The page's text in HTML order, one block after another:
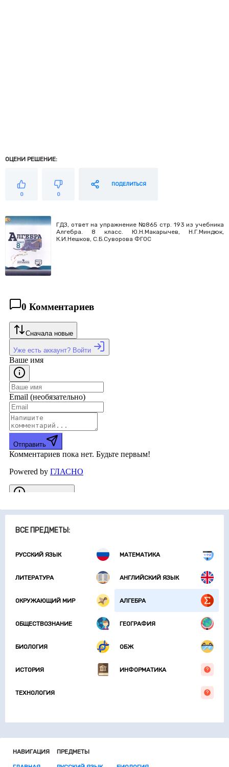
ВСЕ ПРЕДМЕТЫ:
РУССКИЙ ЯЗЫК МАТЕМАТИКА
ЛИТЕРАТУРА АНГЛИЙСКИЙ ЯЗЫК
ОКРУЖАЮЩИЙ МИР АЛГЕБРА
ОБЩЕСТВОЗНАНИЕ ГЕОГРАФИЯ
БИОЛОГИЯ ОБЖ
ИСТОРИЯ ИНФОРМАТИКА
ТЕХНОЛОГИЯ
ОЦЕНИ РЕШЕНИЕ:
0 0
ПОДЕЛИТЬСЯ
ГДЗ, ответ на упражнение №865 стр. 193 из учебника
Алгебра. 8 класс. Ю.Н.Макарычев, Н.Г.Миндюк,
К.И.Нешков, С.Б.Суворова ФГОС
НАВИГАЦИЯ ПРЕДМЕТЫ